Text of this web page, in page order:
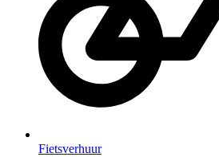
Fietsverhuur